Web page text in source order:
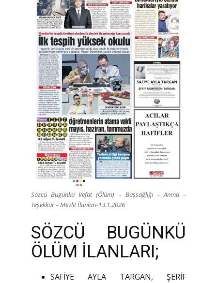
Sözcü Bugünkü Vefat (Ölüm) – Başsağlığı – Anma –
Teşekkür – Mevlit İlanları-13.1.2026
SÖZCÜ BUGÜNKÜ
ÖLÜM İLANLARI;
SAFİYE AYLA TARGAN, ŞERİF